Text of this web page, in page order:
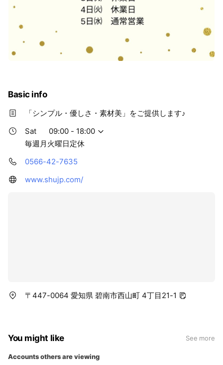
Basic info
「シンプル・優しさ・素材美」をご提供します♪
Sat
09:00 - 18:00
毎週月火曜日定休
0566-42-7635
www.shujp.com/
〒447-0064 愛知県 碧南市西山町 4丁目21-1
You might like See more
Accounts others are viewing